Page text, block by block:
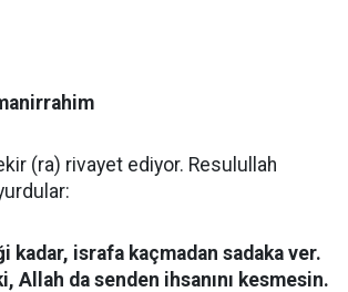
(ra) rivayet ediyor. Resulullah
kadar, israfa kaçmadan sadaka ver.
Allah da senden ihsanını kesmesin.